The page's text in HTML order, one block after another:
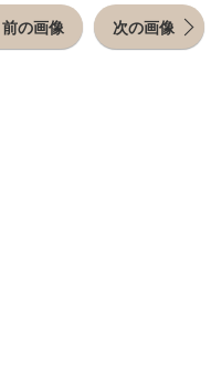
前の画像 次の画像